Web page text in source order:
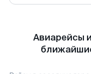
Авиарейсы